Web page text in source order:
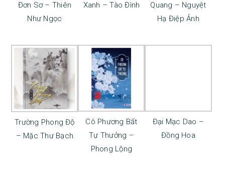
Đơn Sơ – Thiên
Như Ngọc
Xanh – Tào Đình
Quang – Nguyệt
Hạ Điệp Ảnh
Trường Phong Độ
– Mặc Thư Bạch
Cô Phương Bất
Tự Thưởng –
Phong Lộng
Đại Mạc Dao –
Đồng Hoa